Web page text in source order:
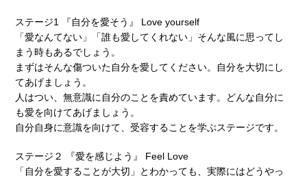
ステージ1 『⾃分を愛そう』 Love yourself
「愛なんてない」「誰も愛してくれない」そんな風に思ってし
まう時もあるでしょう。
まずはそんな傷ついた⾃分を愛してください。⾃分を⼤切にし
てあげましょう。
⼈はつい、無意識に⾃分のことを責めています。どんな⾃分に
も愛を向けてあげましょう。
⾃分⾃⾝に意識を向けて、受容することを学ぶステージです。
ステージ２ 『愛を感じよう』 Feel Love
「⾃分を愛することが⼤切」とわかっても、実際にはどうやっ